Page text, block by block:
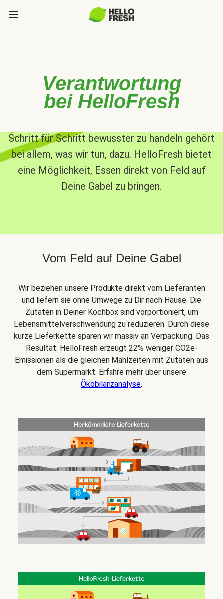
Verantwortung
bei HelloFresh
Schritt für Schritt bewusster zu handeln gehört
bei allem, was wir tun, dazu. HelloFresh bietet
eine Möglichkeit, Essen direkt von Feld auf
Deine Gabel zu bringen.
Vom Feld auf Deine Gabel
Wir beziehen unsere Produkte direkt vom Lieferanten
und liefern sie ohne Umwege zu Dir nach Hause. Die
Zutaten in Deiner Kochbox sind vorportioniert, um
Lebensmittelverschwendung zu reduzieren. Durch diese
kurze Lieferkette sparen wir massiv an Verpackung. Das
Resultat: HelloFresh erzeugt 22% weniger CO2e-
Emissionen als die gleichen Mahlzeiten mit Zutaten aus
dem Supermarkt. Erfahre mehr über unsere
Ökobilanzanalyse.